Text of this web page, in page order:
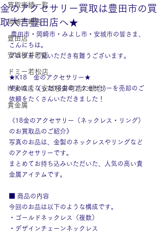
買取実績一覧
岡崎戸崎店
豊田店
安城桜井町店
ドミー若松店
IY安城店（安城桜井町店に統合）
貴金属
金のアクセサリー買取は豊田市の買
取大吉豊田店へ★
豊田市・岡崎市・みよし市・安城市の皆さま、
こんにちは。
ブログをご覧いただき有難うございます。
★K18　金のアクセサリー★
使わなくなった18金のアクセサリーを売却のご
依頼をたくさんいただきました！
《18金のアクセサリー（ネックレス・リング）
のお買取品のご紹介》
写真のお品は、金製のネックレスやリングなど
のアクセサリーです。
まとめてお持ち込みいただいた、人気の高い貴
金属アイテムです。
■ 商品の内容
今回のお品は以下のような構成です。
・ゴールドネックレス（複数）
・デザインチェーンネックレス